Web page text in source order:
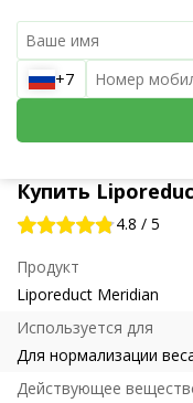
Купить
4.8 / 5
Продукт
Liporeduct Meridian
Используется для
Для нормализации
Действующее
+7